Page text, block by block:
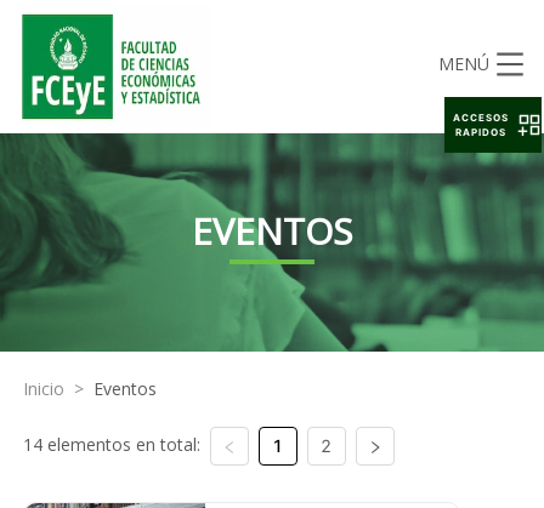
MENÚ
EVENTOS
Inicio > Eventos
14 elementos en total: 1 2
ACCESOS
RAPIDOS